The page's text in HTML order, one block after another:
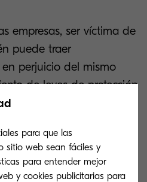
empresas, ser víctima de
puede traer
perjuicio del mismo
de leyes de protección
países ha llevado
Si dichos
un cibercrimen, la
puede ser
para que las
sitio web sean fáciles y
para entender mejor
y cookies publicitarias para